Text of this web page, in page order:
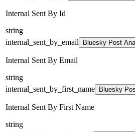
Internal Sent By Id
string
internal_sent_by_email
Bluesky Post
Internal Sent By Email
string
internal_sent_by_first_name
Bluesky
Internal Sent By First Name
string